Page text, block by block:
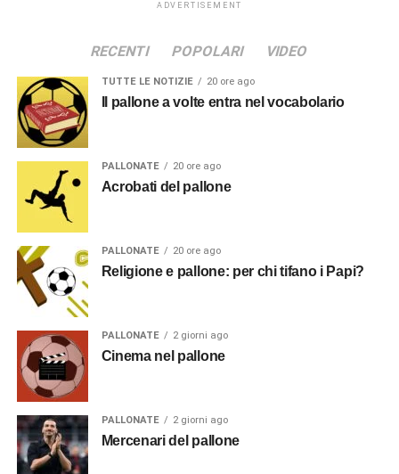
ADVERTISEMENT
RECENTI POPOLARI VIDEO
TUTTE LE NOTIZIE 20 ore ago
Il pallone a volte entra nel vocabolario
PALLONATE 20 ore ago
Acrobati del pallone
PALLONATE 20 ore ago
Religione e pallone: per chi tifano i Papi?
PALLONATE 2 giorni ago
Cinema nel pallone
PALLONATE 2 giorni ago
Mercenari del pallone